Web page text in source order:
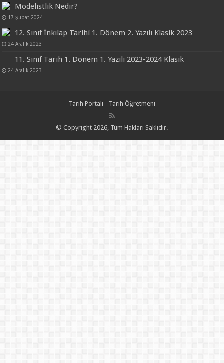
Modelistlik Nedir?
17 Şubat 2024
12. Sınıf İnkılap Tarihi 1. Dönem 2. Yazılı Klasik 2023
24 Aralık 2023
11. Sınıf Tarih 1. Dönem 1. Yazılı 2023-2024 Klasik
24 Aralık 2023
Tarih Portalı - Tarih Öğretmeni
© Copyright 2026, Tüm Hakları Saklıdır.